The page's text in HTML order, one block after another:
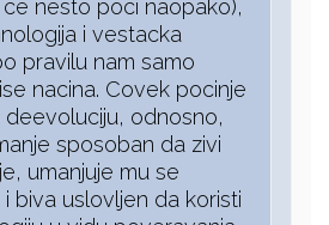
nesto poci naopako),
i vestacka
pravilu nam samo
nacina. Covek pocinje
deevoluciju, odnosno,
sposoban da zivi
umanjuje mu se
biva uslovljen da koristi